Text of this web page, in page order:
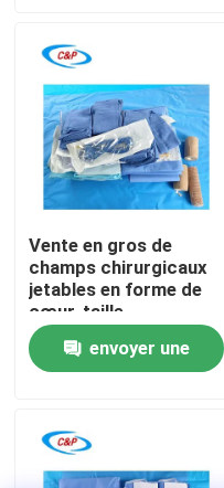
Le spectacle VR
À propos de nous
Visite de l'usine
Contrôle de la qualité
Nous contacter
Les affaires
Vente en gros de
champs chirurgicaux
jetables en forme de
cœur, taille
personnalisée, pour
chirurgie
cardiovasculaire
envoyer une